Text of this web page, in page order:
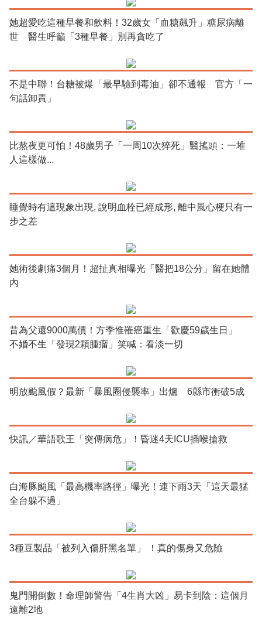
她超愛吃這種早餐和飲料！32歲女「血糖飆升」糖尿病離
世 醫生呼籲「3種早餐」別再貪吃了
不是中聯！台糖被爆「最早驗到毒油」卻不通報 官方「一
句話卸責」
比熬夜更可怕！48歲男子「一周10次猝死」醫搖頭：一堆
人這樣做...
睡覺時有這現象出現, 說明血栓已經成形, 離中風心梗只有一
步之差
她術後劇痛3個月！超扯真相曝光「醫把18公分」留在她體
內
昔為父還9000萬債！方季惟罹癌重生「歡慶59歲生日」
不婚不生「發現2顆腫瘤」笑喊：看淡一切
明放颱風假？最新「暴風圈侵襲率」出爐 6縣市衝破5成
快訊／華語歌王「突傳病危」！昏迷4天ICU插喉搶救
白海豚颱風「最高機率路徑」曝光！連下雨3天「這天最猛
全台躲不過」
3種豆製品「被列入傷肝黑名單」 ！真的傷身又危險
鬼門開倒數！命理師警告「4生肖大凶」易卡到陰：這個月
遠離2地